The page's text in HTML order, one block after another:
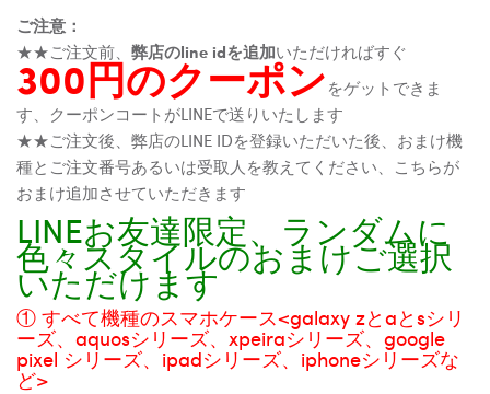
ご注意：
★★ご注文前、 弊店のline idを追加いただければすぐ
300円のクーポンをゲットできま
す、クーポンコートがLINEで送りいたします
★★ご注文後、弊店のLINE IDを登録いただいた後、おまけ機
種とご注文番号あるいは受取人を教えてください、こちらが
おまけ追加させていただきます
LINEお友達限定、ランダムに
色々スタイルのおまけご選択
いただけます
① すべて機種のスマホケース<galaxy zとaとsシリ
ーズ、aquosシリーズ、xpeiraシリーズ、google
pixel シリーズ、ipadシリーズ、iphoneシリーズな
ど>